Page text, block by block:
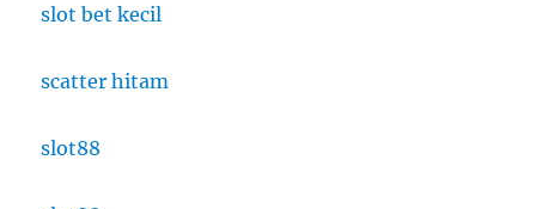
slot bet kecil
scatter hitam
slot88